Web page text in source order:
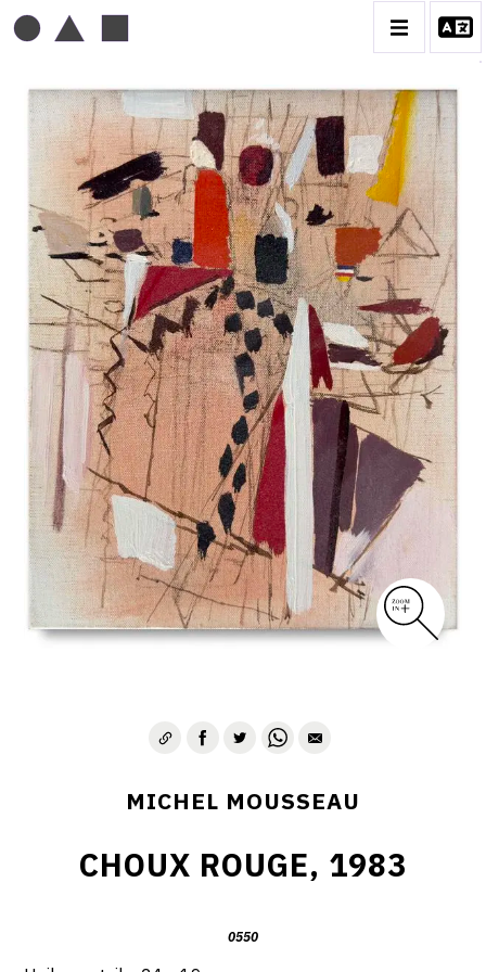
MICHEL MOUSSEAU
BIOGRAPHIE
CATALOGUE DES OEUVRES
DESSIN
PEINTURE
CONTACT
MICHEL MOUSSEAU
CHOUX ROUGE, 1983
0550